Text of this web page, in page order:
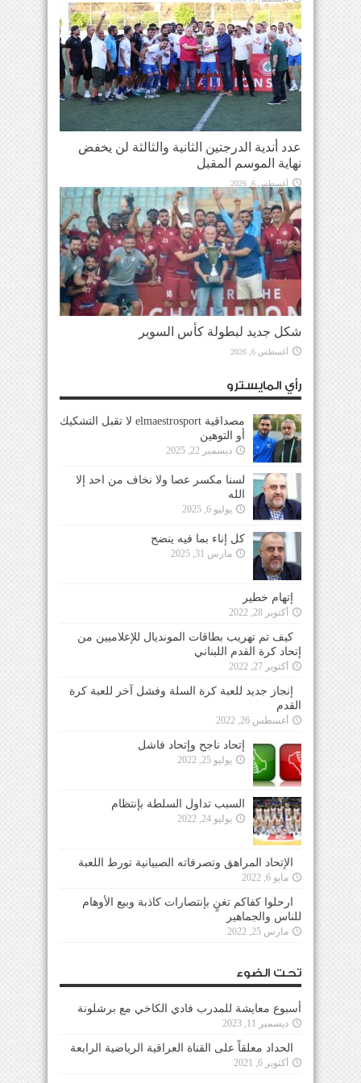
عدد أندية الدرجتين الثانية والثالثة لن يخفض
نهاية الموسم المقبل
أغسطس 6, 2026
شكل جديد لبطولة كأس السوبر
أغسطس 6, 2026
رأي المايسترو
مصداقية elmaestrosport لا تقبل التشكيك
أو التوهين
ديسمبر 22, 2025
لسنا مكسر عصا ولا نخاف من احد إلا
الله
يوليو 6, 2025
كل إناء بما فيه ينضح
مارس 31, 2025
إتهام خطير
أكتوبر 28, 2022
كيف تم تهريب بطاقات المونديال للإعلاميين من
إتحاد كرة القدم اللبناني
أكتوبر 27, 2022
إنجاز جديد للعبة كرة السلة وفشل آخر للعبة كرة
القدم
أغسطس 26, 2022
إتحاد ناجح وإتحاد فاشل
يوليو 25, 2022
السبب تداول السلطة بإنتظام
يوليو 24, 2022
الإتحاد المراهق وتصرفاته الصبيانية تورط اللعبة
مايو 6, 2022
ارحلوا كفاكم تغنٍ بإنتصارات كاذبة وبيع الأوهام
للناس والجماهير
مارس 25, 2022
تحت الضوء
أسبوع معايشة للمدرب فادي الكاخي مع برشلونة
ديسمبر 11, 2023
الحداد معلقاً على القناة العراقية الرياضية الرابعة
أكتوبر 6, 2021